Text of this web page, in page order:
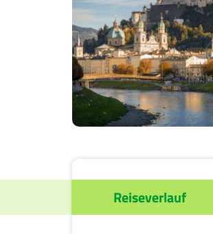
Reiseverlauf